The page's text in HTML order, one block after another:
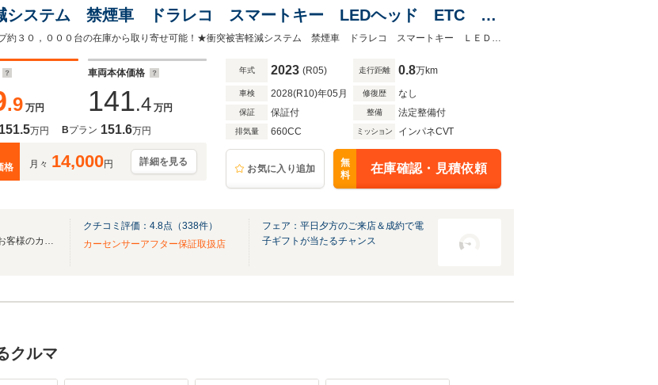
システム 禁煙車 ドラレコ スマートキー LEDヘッド ETC 純
ンチAW クリアランスソナー オートライト&エアコン Bluetooth★グループ約３０，０００台の在庫から取り寄せ可能！★衝突被害軽減システム 禁煙車 ドラレコ スマートキー ＬＥＤヘッド ＥＴＣ 純正１４インチＡＷ
.9 万円
車両本体価格
141.4 万円
151.5万円 Bプラン 151.6万円
格
月々 14,000円 詳細を見る
年式 2023 (R05) 走行距離 0.8万km
車検 2028(R10)年05月 修復歴 なし
保証 保証付 整備 法定整備付
排気量 660CC ミッション インパネCVT
お気に入り追加
無
料
在庫確認・見積依頼
損害保険、整備・点検・車検、買取まで、お客様のカーライフをトータルにサポート！！
クチコミ評価： 4.8点（338件）
カーセンサーアフター保証取扱店
フェア：平日夕方のご来店＆成約で電
子ギフトが当たるチャンス
クルマ